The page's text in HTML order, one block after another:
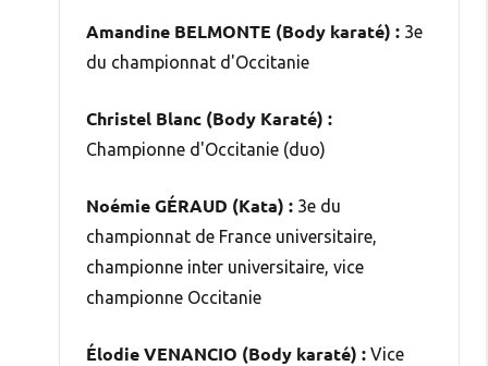
Amandine BELMONTE (Body karaté) : 3e
du championnat d'Occitanie
Christel Blanc (Body Karaté) :
Championne d'Occitanie (duo)
Noémie GÉRAUD (Kata) : 3e du
championnat de France universitaire,
championne inter universitaire, vice
championne Occitanie
Élodie VENANCIO (Body karaté) : Vice